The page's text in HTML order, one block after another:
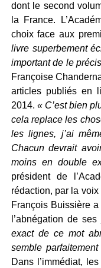
dont le second
la France.
choix face aux
livre superbement
important de le
Françoise
articles publiés en
2014. « C’est bien
cela replace les
les lignes, j’ai
Chacun devrait
moins en double
président de
rédaction, par la
François Buissière
l’abnégation de
exact de ce mot
semble
Dans l’immédiat,